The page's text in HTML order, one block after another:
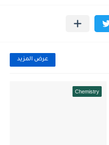
عرض المزيد
Chemistry